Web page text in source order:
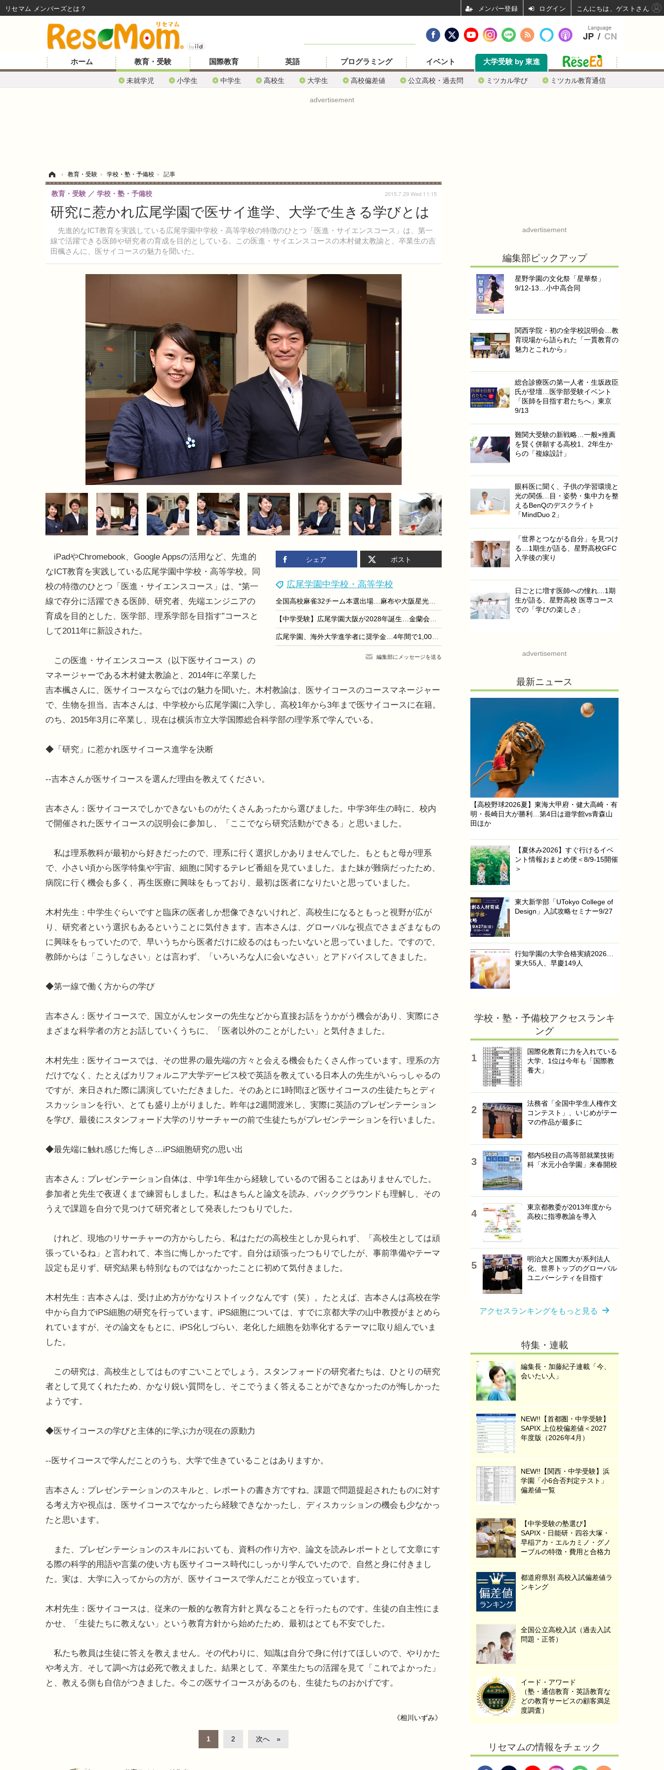
ホーム 教育・受験
未就学児 小学生 中学生 高校生 大学生 高校偏差値 公立高校・過去問 ミツカル学び ミツカル教育通信
国際教育 英語 プログラミング イベント 大学受験 by 東進
advertisement
› 教育・受験 › 学校・塾・予備校 › 記事
研究に惹かれ広尾学園で医サイ進学、大学で生きる学びとは
先進的なICT教育を実践している広尾学園中学校・高等学校の特徴のひとつ「医進・サイエンスコース」は、第一
線で活躍できる医師や研究者の育成を目的としている。この医進・サイエンスコースの木村健太教諭と、卒業生の吉
田楓さんに、医サイコースの魅力を聞いた。
教育・受験 学校・塾・予備校 2015.7.29 Wed 11:15
シェア ポスト
広尾学園中学校・高等学校
全国高校麻雀32チーム本選出場…麻布や大阪星光、東海も
【中学受験】広尾学園大阪が2028年誕生…金蘭会が校名変更・男女共学化
広尾学園、海外大学進学者に奨学金…4年間で1,000万円
編集部にメッセージを送る
iPadやChromebook、Google Appsの活用など、先進的
なICT教育を実践している広尾学園中学校・高等学校。同
校の特徴のひとつ「医進・サイエンスコース」は、“第一
線で存分に活躍できる医師、研究者、先端エンジニアの
育成を目的とした、医学部、理系学部を目指す”コースと
して2011年に新設された。
この医進・サイエンスコース（以下医サイコース）の
マネージャーである木村健太教諭と、2014年に卒業した
吉本楓さんに、医サイコースならではの魅力を聞いた。木村教諭は、医サイコースのコースマネージャー
で、生物を担当。吉本さんは、中学校から広尾学園に入学し、高校1年から3年まで医サイコースに在籍。
のち、2015年3月に卒業し、現在は横浜市立大学国際総合科学部の理学系で学んでいる。
◆「研究」に惹かれ医サイコース進学を決断
--吉本さんが医サイコースを選んだ理由を教えてください。
吉本さん：医サイコースでしかできないものがたくさんあったから選びました。中学3年生の時に、校内
で開催された医サイコースの説明会に参加し、「ここでなら研究活動ができる」と思いました。
私は理系教科が最初から好きだったので、理系に行く選択しかありませんでした。もともと母が理系
で、小さい頃から医学特集や宇宙、細胞に関するテレビ番組を見ていました。また妹が難病だったため、
病院に行く機会も多く、再生医療に興味をもっており、最初は医者になりたいと思っていました。
木村先生：中学生ぐらいですと臨床の医者しか想像できないけれど、高校生になるともっと視野が広が
り、研究者という選択もあるということに気付きます。吉本さんは、グローバルな視点でさまざまなもの
に興味をもっていたので、早いうちから医者だけに絞るのはもったいないと思っていました。ですので、
教師からは「こうしなさい」とは言わず、「いろいろな人に会いなさい」とアドバイスしてきました。
◆第一線で働く方からの学び
吉本さん：医サイコースで、国立がんセンターの先生などから直接お話をうかがう機会があり、実際にさ
まざまな科学者の方とお話していくうちに、「医者以外のことがしたい」と気付きました。
木村先生：医サイコースでは、その世界の最先端の方々と会える機会もたくさん作っています。理系の方
だけでなく、たとえばカリフォルニア大学デービス校で英語を教えている日本人の先生がいらっしゃるの
ですが、来日された際に講演していただきました。そのあとに1時間ほど医サイコースの生徒たちとディ
スカッションを行い、とても盛り上がりました。昨年は2週間渡米し、実際に英語のプレゼンテーション
を学び、最後にスタンフォード大学のリサーチャーの前で生徒たちがプレゼンテーションを行いました。
◆最先端に触れ感じた悔しさ…iPS細胞研究の思い出
吉本さん：プレゼンテーション自体は、中学1年生から経験しているので困ることはありませんでした。
参加者と先生で夜遅くまで練習もしました。私はきちんと論文を読み、バックグラウンドも理解し、その
うえで課題を自分で見つけて研究者として発表したつもりでした。
けれど、現地のリサーチャーの方からしたら、私はただの高校生としか見られず、「高校生としては頑
張っているね」と言われて、本当に悔しかったです。自分は頑張ったつもりでしたが、事前準備やテーマ
設定も足りず、研究結果も特別なものではなかったことに初めて気付きました。
木村先生：吉本さんは、受け止め方がかなりストイックなんです（笑）。たとえば、吉本さんは高校在学
中から自力でiPS細胞の研究を行っています。iPS細胞については、すでに京都大学の山中教授がまとめら
れていますが、その論文をもとに、iPS化しづらい、老化した細胞を効率化するテーマに取り組んでいま
した。
この研究は、高校生としてはものすごいことでしょう。スタンフォードの研究者たちは、ひとりの研究
者として見てくれたため、かなり鋭い質問をし、そこでうまく答えることができなかったのが悔しかった
ようです。
◆医サイコースの学びと主体的に学ぶ力が現在の原動力
--医サイコースで学んだことのうち、大学で生きていることはありますか。
吉本さん：プレゼンテーションのスキルと、レポートの書き方ですね。課題で問題提起されたものに対す
る考え方や視点は、医サイコースでなかったら経験できなかったし、ディスカッションの機会も少なかっ
たと思います。
また、プレゼンテーションのスキルにおいても、資料の作り方や、論文を読みレポートとして文章にす
る際の科学的用語や言葉の使い方も医サイコース時代にしっかり学んでいたので、自然と身に付きまし
た。実は、大学に入ってからの方が、医サイコースで学んだことが役立っています。
木村先生：医サイコースは、従来の一般的な教育方針と異なることを行ったものです。生徒の自主性にま
かせ、「生徒たちに教えない」という教育方針から始めたため、最初はとても不安でした。
私たち教員は生徒に答えを教えません。その代わりに、知識は自分で身に付けてほしいので、やりかた
や考え方、そして調べ方は必死で教えました。結果として、卒業生たちの活躍を見て「これでよかった」
と、教える側も自信がつきました。今この医サイコースがあるのも、生徒たちのおかげです。
《相川いずみ》
1 2 次へ
advertisement
編集部ピックアップ
星野学園の文化祭「星華祭」
9/12-13…小中高合同
関西学院・初の全学校説明会…教
育現場から語られた「一貫教育の
魅力とこれから」
総合診療医の第一人者・生坂政臣
氏が登壇…医学部受験イベント
「医師を目指す君たちへ」東京
9/13
難関大受験の新戦略…一般×推薦
を賢く併願する高校1、2年生か
らの「複線設計」
眼科医に聞く、子供の学習環境と
光の関係…目・姿勢・集中力を整
えるBenQのデスクライト
「MindDuo 2」
「世界とつながる自分」を見つけ
る…1期生が語る、星野高校GFC
入学後の実り
日ごとに増す医師への憧れ…1期
生が語る、星野高校 医専コース
での「学びの楽しさ」
advertisement
最新ニュース
【高校野球2026夏】東海大甲府・健大高崎・有
明・長崎日大が勝利…第4日は遊学館vs青森山
田ほか
【夏休み2026】すぐ行けるイベ
ント情報おまとめ便＜8/9-15開催
＞
東大新学部「UTokyo College of
Design」入試攻略セミナー9/27
行知学園の大学合格実績2026…
東大55人、早慶149人
学校・塾・予備校アクセスランキ
ング
国際化教育に力を入れている
大学、1位は今年も「国際教
養大」
法務省「全国中学生人権作文
コンテスト」、いじめがテー
マの作品が最多に
都内5校目の高等部就業技術
科「水元小合学園」来春開校
東京都教委が2013年度から
高校に指導教諭を導入
明治大と国際大が系列法人
化、世界トップのグローバル
ユニバーシティを目指す
アクセスランキングをもっと見る
特集・連載
編集長・加藤紀子連載「今、
会いたい人」
NEW!!【首都圏・中学受験】
SAPIX 上位校偏差値＜2027
年度版（2026年4月）
NEW!!【関西・中学受験】浜
学園「小6合否判定テスト」
偏差値一覧
【中学受験の塾選び】
SAPIX・日能研・四谷大塚・
早稲アカ・エルカミノ・グノ
ーブルの特徴・費用と合格力
都道府県別 高校入試偏差値ラ
ンキング
全国公立高校入試（過去入試
問題・正答）
イード・アワード
（塾・通信教育・英語教育な
どの教育サービスの顧客満足
度調査）
リセマムの情報をチェック
Language
JP / CN
リセマム メンバーズ ログイン こんにちは、ゲストさん